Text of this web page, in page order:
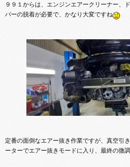
９９１からは、エンジンエアークリーナー、
パーの脱着が必要で、かなり大変ですね
定番の面倒なエアー抜き作業ですが、真空引
ーターでエアー抜きモードに入り、最終の微